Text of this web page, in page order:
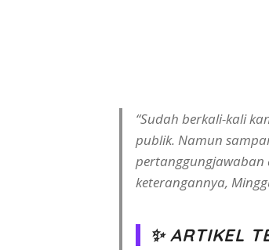
“Sudah berkali-kali
publik. Namun
pertanggungjawaban
keterangannya,
✨ ARTIKEL